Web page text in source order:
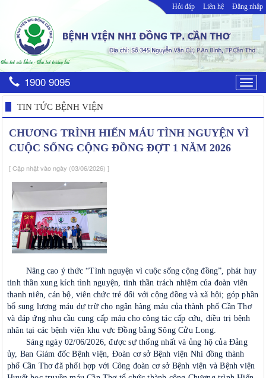
Hỏi đáp Liên hệ Đăng nhập
1900 9095
TIN TỨC BỆNH VIỆN
CHƯƠNG TRÌNH HIẾN MÁU TÌNH NGUYỆN VÌ
CUỘC SỐNG CỘNG ĐỒNG ĐỢT 1 NĂM 2026
[ Cập nhật vào ngày (03/06/2026) ]
Nâng cao ý thức “Tình nguyện vì cuộc sống cộng đồng”, phát huy
tinh thần xung kích tình nguyện, tinh thần trách nhiệm của đoàn viên
thanh niên, cán bộ, viên chức trẻ đối với cộng đồng và xã hội; góp phần
bổ sung lượng máu dự trữ cho ngân hàng máu của thành phố Cần Thơ
và đáp ứng nhu cầu cung cấp máu cho công tác cấp cứu, điều trị bệnh
nhân tại các bệnh viện khu vực Đồng bằng Sông Cửu Long.
Sáng ngày 02/06/2026, được sự thống nhất và ủng hộ của Đảng
ủy, Ban Giám đốc Bệnh viện, Đoàn cơ sở Bệnh viện Nhi đồng thành
phố Cần Thơ đã phối hợp với Công đoàn cơ sở Bệnh viện và Bệnh viện